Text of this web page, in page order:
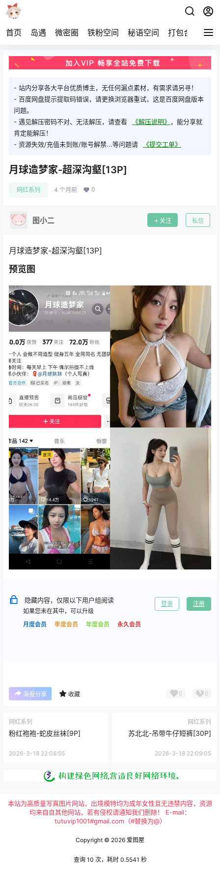
首页 岛遇 微密圈 铁粉空间 秘语空间 打包合集 关
- 站内分享各大平台优质博主，无任何漏点素材，有需求请另寻！
- 百度网盘提示提取码错误，请更换浏览器重试，这是百度网盘版本
问题。
- 遇见解压密码不对、无法解压，请查看
《解压说明》 ，能分享就
肯定能解压！
- 资源失效/充值未到账/账号解禁...等问题请
《提交工单》
月球造梦家-超深沟壑[13P]
网红系列 4 个月前 0
图小二 关注 私信
月球造梦家-超深沟壑[13P]
预览图
隐藏内容，仅限以下用户组阅读
如果您未在其中，可以升级
月度会员
季度会员 年度会员 永久会员
登录 注册
海报分享 收藏 0 0
网红系列
粉红袍袍-蛇皮丝袜[9P]
2026-3-18 22:08:55
网红系列
苏北北-吊带牛仔短裤[30P]
2026-3-18 22:09:05
本站为高质量写真图片网站，出境模特均为成年女性且无违禁内容，资源
均来自自其他网站，若有侵权请通知我们删除！ E-mail：
tutuvip1001#gmail.com（#替换为@）
Copyright © 2026 爱图屋
查询 10 次，耗时 0.5541 秒